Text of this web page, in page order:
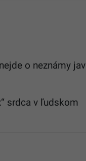
o neznámy jav
srdca v ľudskom